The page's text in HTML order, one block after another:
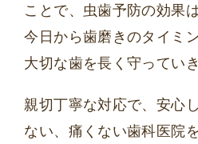
ことで、虫歯予防の効果
今日から歯磨きのタイミ
大切な歯を長く守ってい
親切丁寧な対応で、安心
ない、痛くない歯科医院